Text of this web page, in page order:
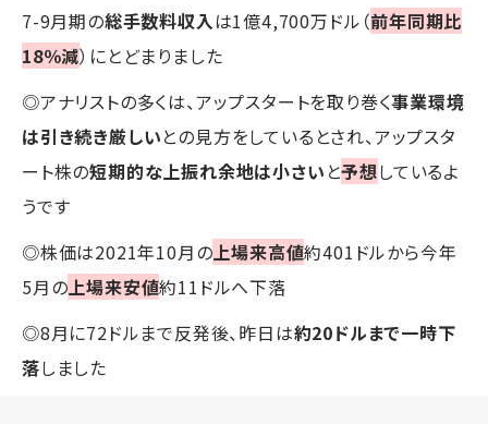
7-9月期の総手数料収入は1億4,700万ドル（前年同期比
18％減）にとどまりました
◎アナリストの多くは、アップスタートを取り巻く事業環境
は引き続き厳しいとの見方をしているとされ、アップスタ
ート株の短期的な上振れ余地は小さい と予想しているよ
うです
◎株価は2021年10月の 上場来高値約401ドルから今年
5月の 上場来安値約11ドルへ下落
◎8月に72ドルまで反発後、昨日は約20ドルまで一時下
落しました